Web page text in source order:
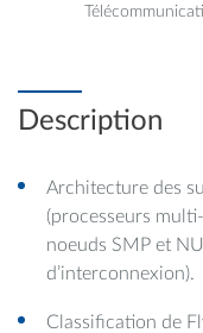
Description
Architecture des
(processeurs
noeuds SMP et
d’interconnexion).
Classification de